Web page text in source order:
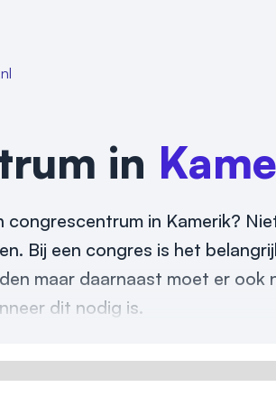
in
congrescentrum in Kamerik?
Bij een congres is het
maar daarnaast moet er
dit nodig is.